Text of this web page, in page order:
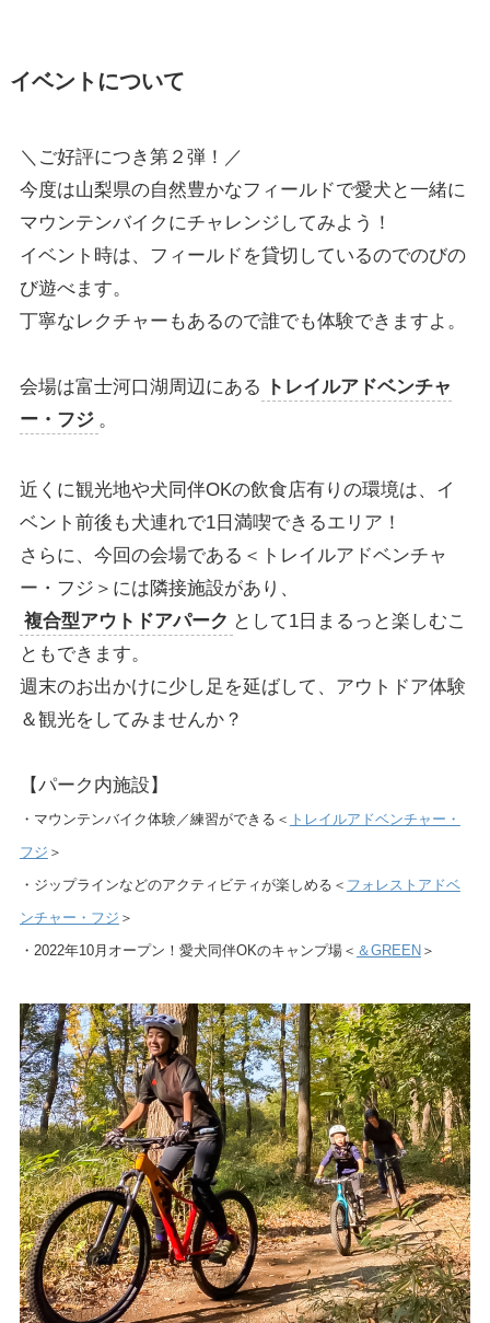
イベントについて
＼ご好評につき第２弾！／
今度は山梨県の自然豊かなフィールドで愛犬と一緒に
マウンテンバイクにチャレンジしてみよう！
イベント時は、フィールドを貸切しているのでのびの
び遊べます。
丁寧なレクチャーもあるので誰でも体験できますよ。
会場は富士河口湖周辺にある
トレイルアドベンチャ
ー・フジ 。
近くに観光地や犬同伴OKの飲食店有りの環境は、イ
ベント前後も犬連れで1日満喫できるエリア！
さらに、今回の会場である＜トレイルアドベンチャ
ー・フジ＞には隣接施設があり、
複合型アウトドアパーク として1日まるっと楽しむこ
ともできます。
週末のお出かけに少し足を延ばして、アウトドア体験
＆観光をしてみませんか？
【パーク内施設】
・マウンテンバイク体験／練習ができる＜ トレイルアドベンチャー・
フジ ＞
・ジップラインなどのアクティビティが楽しめる＜ フォレストアドベ
ンチャー・フジ ＞
・2022年10月オープン！愛犬同伴OKのキャンプ場＜ ＆GREEN ＞